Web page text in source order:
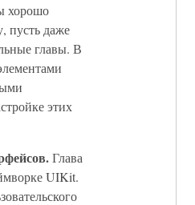
хорошо
пусть даже
главы. В
этих
Глава
UIKit.